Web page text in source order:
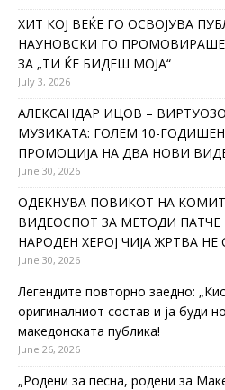
ХИТ КОЈ ВЕЌЕ ГО ОСВОЈУВА
НАУНОВСКИ ГО
ЗА „ТИ ЌЕ БИДЕШ МОЈА“
July 3, 2026
АЛЕКСАНДАР ИЦОВ –
МУЗИКАТА: ГОЛЕМ 10-ГОДИШЕН
ПРОМОЦИЈА НА ДВА НОВИ
June 30, 2026
ОДЕКНУВА ПОВИКОТ НА
ВИДЕОСПОТ ЗА МЕТОДИ
НАРОДЕН ХЕРОЈ ЧИЈА ЖРТВА НЕ
June 30, 2026
Легендите повторно заедно:
оригиналниот состав и ја буди
македонската публика!
June 26, 2026
„Родени за песна, родени за